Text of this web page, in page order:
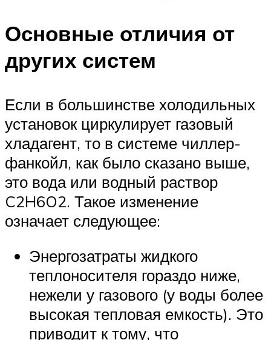
Основные отличия от
других систем
Если в большинстве холодильных
установок циркулирует газовый
хладагент, то в системе чиллер-
фанкойл, как было сказано выше,
это вода или водный раствор
C2H6O2. Такое изменение
означает следующее:
Энергозатраты жидкого
теплоносителя гораздо ниже,
нежели у газового (у воды более
высокая тепловая емкость). Это
приводит к тому, что